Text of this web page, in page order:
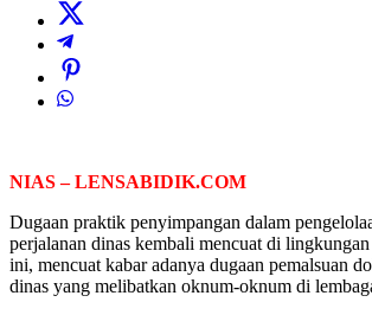
NIAS – LENSABIDIK.COM
Dugaan praktik penyimpangan dalam
perjalanan dinas kembali mencuat di
ini, mencuat kabar adanya dugaan pemalsuan
dinas yang melibatkan oknum-oknum di